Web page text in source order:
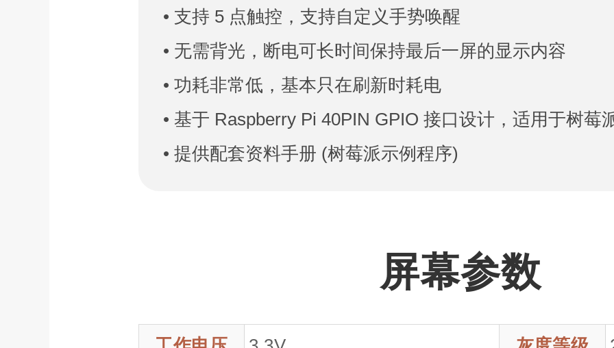
• 支持 5 点触控，支持自定义手势唤醒
• 无需背光，断电可长时间保持最后一屏的显示内容
• 功耗非常低，基本只在刷新时耗电
• 基于 Raspberry Pi 40PIN GPIO 接口设计，适用于树莓
• 提供配套资料手册 (树莓派示例程序)
屏幕参数